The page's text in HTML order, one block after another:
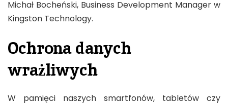
Michał Bocheński, Business Development Manager w
Kingston Technology.
Ochrona danych
wrażliwych
W pamięci naszych smartfonów, tabletów czy